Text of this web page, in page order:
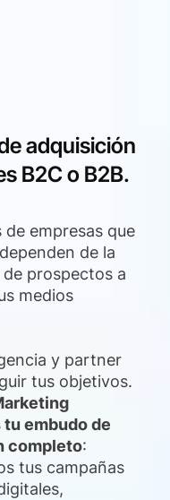
adquisición
B2C o B2B.
de empresas que
de la
prospectos a
medios
y partner
tus objetivos.
embudo de
completo:
tus campañas